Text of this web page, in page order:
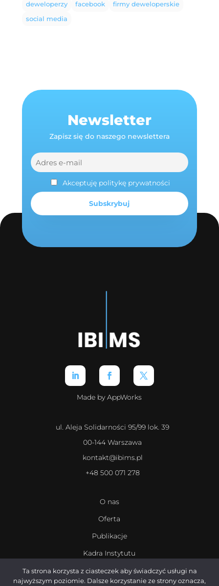
deweloperzy facebook
firmy deweloperskie
social media
Newsletter
Zapisz się do naszego newslettera
Akceptuję politykę prywatności
Made by AppWorks
ul. Aleja Solidarności 95/99 lok. 39
00-144 Warszawa
kontakt@ibims.pl
+48 500 071 278
O nas
Oferta
Publikacje
Kadra Instytutu
Kariera
Ta strona korzysta z ciasteczek aby świadczyć usługi na
najwyższym poziomie. Dalsze korzystanie ze strony oznacza,